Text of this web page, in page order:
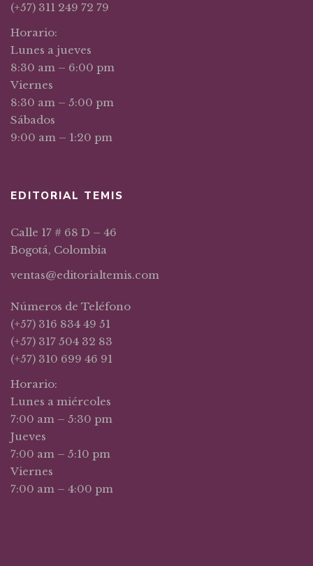
(+57) 311 249 72 79
Horario:
Lunes a jueves
8:30 am – 6:00 pm
Viernes
8:30 am – 5:00 pm
Sábados
9:00 am – 1:20 pm
EDITORIAL TEMIS
Calle 17 # 68 D – 46
Bogotá, Colombia
ventas@editorialtemis.com
Números de Teléfono
(+57) 316 834 49 51
(+57) 317 504 32 83
(+57) 310 699 46 91
Horario:
Lunes a miércoles
7:00 am – 5:30 pm
Jueves
7:00 am – 5:10 pm
Viernes
7:00 am – 4:00 pm